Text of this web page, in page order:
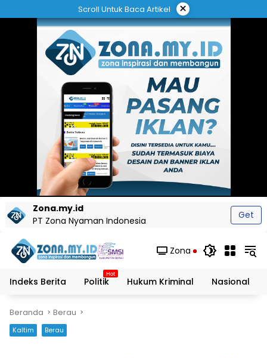
ke
Scroll Untuk Baca Artikel ×
Zona.my.id
PT Zona Nyaman Indonesia
Get
Zona
Indeks Berita Politik Hukum Kriminal Nasional
Beranda Berau
Kaltim Berau